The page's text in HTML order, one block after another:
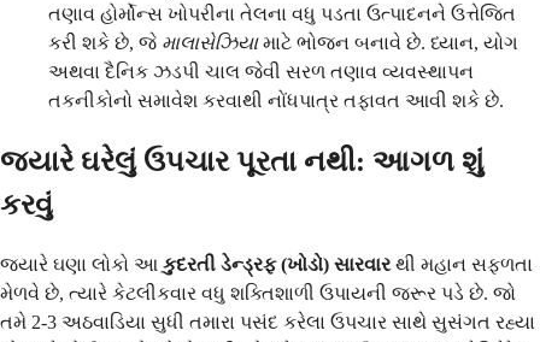
તણાવ હોર્મોન્સ ખોપરીના તેલના વધુ પડતા ઉત્પાદનને ઉત્તેજિત
કરી શકે છે, જે માલાસેઝિયામાટે ભોજન બનાવે છે. ધ્યાન, યોગ
અથવા દૈનિક ઝડપી ચાલ જેવી સરળ તણાવ વ્યવસ્થાપન
તકનીકોનો સમાવેશ કરવાથી નોંધપાત્ર તફાવત આવી શકે છે.
જ્યારે ઘરેલું ઉપચાર પૂરતા નથી: આગળ શું
કરવું
જ્યારે ઘણા લોકો આ કુદરતી ડેન્ડ્રફ (ખોડો) સારવારથી મહાન સફળતા
મેળવે છે, ત્યારે કેટલીકવાર વધુ શક્તિશાળી ઉપાયની જરૂર પડે છે. જો
તમે 2-3 અઠવાડિયા સુધી તમારા પસંદ કરેલા ઉપચાર સાથે સુસંગત રહ્યા